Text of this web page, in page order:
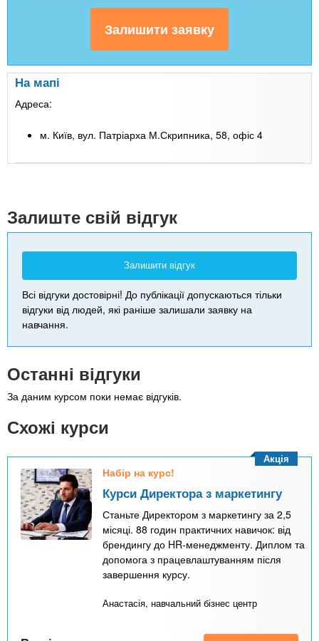
На мапі
Адреса:
м. Київ, вул. Патріарха М.Скрипника, 58, офіс 4
Залиште свій відгук
Залишити відгук
Всі відгуки достовірні! До публікації допускаються тільки
відгуки від людей, які раніше залишали заявку на
навчання.
Останні відгуки
За даним курсом поки немає відгуків.
Схожі курси
Набір на курс!
Курси Директора з маркетингу
Станьте Директором з маркетингу за 2,5
місяці. 88 годин практичних навичок: від
брендингу до HR-менеджменту. Диплом та
допомога з працевлаштуванням після
завершення курсу.
Анастасія, навчальний бізнес центр
Акція